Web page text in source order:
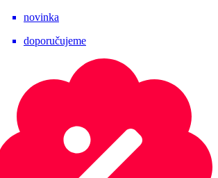
novinka
doporučujeme